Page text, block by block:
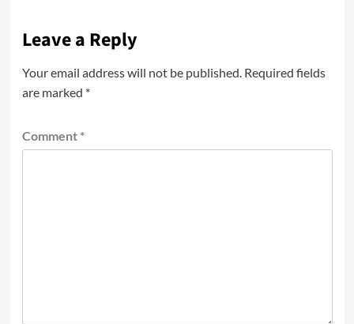
Leave a Reply
Your email address will not be published. Required fields
are marked *
Comment *